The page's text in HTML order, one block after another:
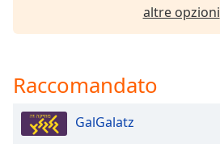
window.
Color
Opacity
altre opzioni
Raccomandato
GalGalatz